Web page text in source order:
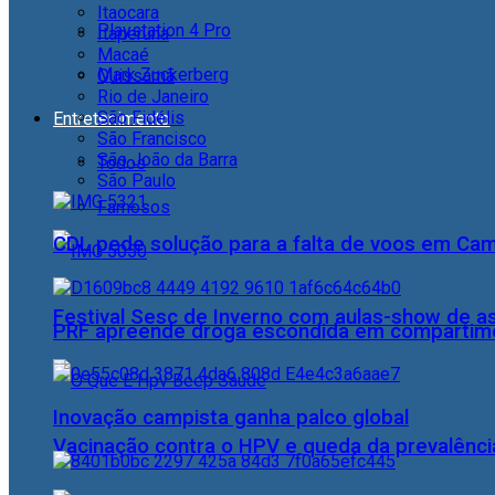
Playstation 4 Pro
Mark Zuckerberg
Entretenimento
Todos
Famosos
Festival Sesc de Inverno com aulas-show de
Vacinação contra o HPV e queda da
Itaocara
Itaperuna
Macaé
Quissamã
Rio de Janeiro
São Fidélis
São Francisco
São João da Barra
São Paulo
CDL pede solução para a falta de voos em
PRF apreende droga escondida em
Inovação campista ganha palco global